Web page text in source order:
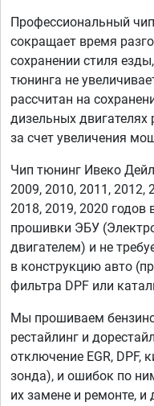
Профессиональный
сокращает время
сохранении стиля
тюнинга не
рассчитан на
дизельных
за счет увеличения
Чип тюнинг Ивеко
2009, 2010, 2011, 2012,
2018, 2019, 2020 годов
прошивки ЭБУ
двигателем) и не
в конструкцию авто
фильтра DPF или
Мы прошиваем
рестайлинг и
отключение EGR, DPF,
зонда), и ошибок по
их замене и ремонте, и